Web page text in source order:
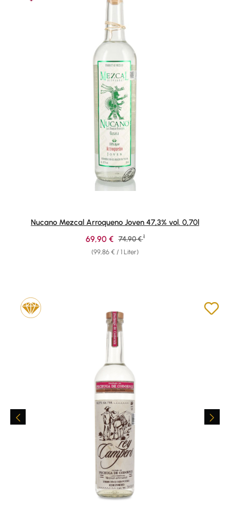
Nucano Mezcal Arroqueno Joven 47,3% vol. 0,70l
(99,86 € / 1 Liter)
Verkaufspreis:
69,90 € Regulärer Preis:
74,90 € 1